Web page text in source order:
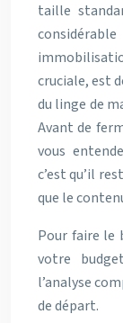
taille
cruciale, est
du linge de
Avant de
vous
c’est qu’il
que le
Pour faire le
votre
l’analyse
de départ.